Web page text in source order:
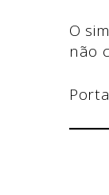
O
não